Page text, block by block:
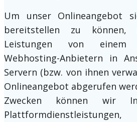
Um unser Onlineangebot
bereitstellen zu
Leistungen von einem
Webhosting-Anbietern in
Servern (bzw. von ihnen
Onlineangebot abgerufen
Zwecken können wir
Plattformdienstleistungen,